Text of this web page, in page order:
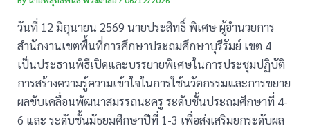
วันที่ 12 มิถุนายน 2569 นายประสิทธิ์ พิเศษ ผู้อำนวยการ
สำนักงานเขตพื้นที่การศึกษาประถมศึกษาบุรีรัมย์ เขต 4
เป็นประธานพิธีเปิดและบรรยายพิเศษในการประชุมปฏิบัติ
การสร้างความรู้ความเข้าใจในการใช้นวัตกรรมและการขยาย
ผลขับเคลื่อนพัฒนาสมรรถนะครู ระดับชั้นประถมศึกษาที่ 4-
6 และ ระดับชั้นมัธยมศึกษาปีที่ 1-3 เพื่อส่งเสริมยกระดับผล